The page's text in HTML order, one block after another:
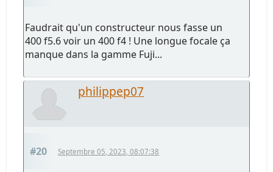
Faudrait qu'un constructeur nous fasse un
400 f5.6 voir un 400 f4 ! Une longue focale ça
manque dans la gamme Fuji...
philippep07
#20 Septembre 05, 2023, 08:07:38